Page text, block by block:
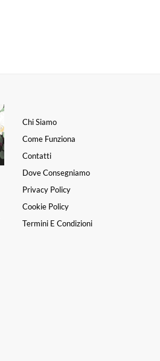
Chi Siamo
Come Funziona
Contatti
Dove Consegniamo
Privacy Policy
Cookie Policy
Termini E Condizioni